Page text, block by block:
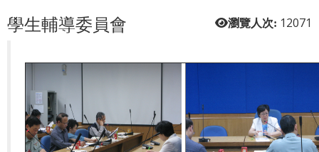
瀏覽人次: 12071
學生輔導委員會